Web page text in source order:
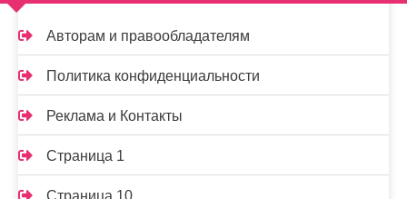
Авторам и правообладателям
Политика конфиденциальности
Реклама и Контакты
Страница 1
Страница 10